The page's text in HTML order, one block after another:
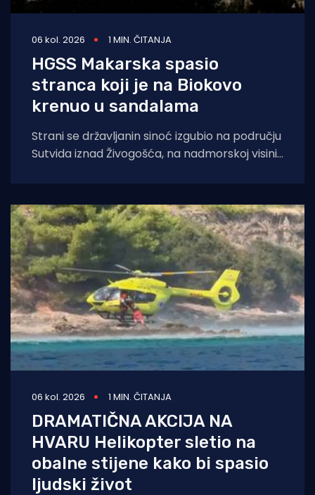
06 kol. 2026 1 MIN. ČITANJA
HGSS Makarska spasio
stranca koji je na Biokovo
krenuo u sandalama
Strani se državljanin sinoć izgubio na području
Sutvida iznad Živogošća, na nadmorskoj visini
06 kol. 2026 1 MIN. ČITANJA
DRAMATIČNA AKCIJA NA
HVARU Helikopter sletio na
obalne stijene kako bi spasio
ljudski život